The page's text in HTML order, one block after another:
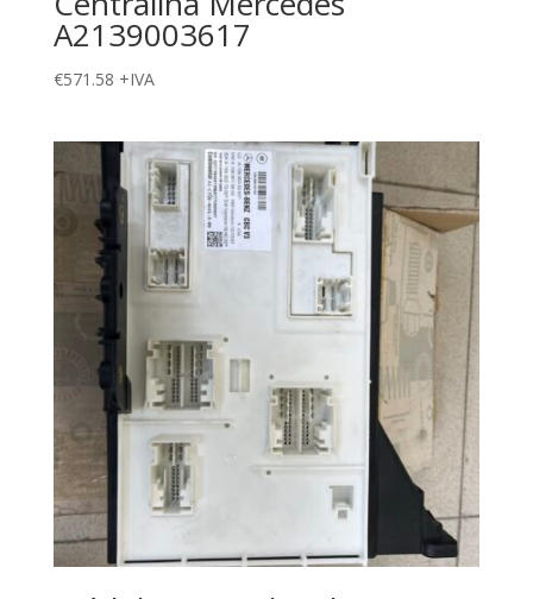
A2139003617
€571.58 +IVA